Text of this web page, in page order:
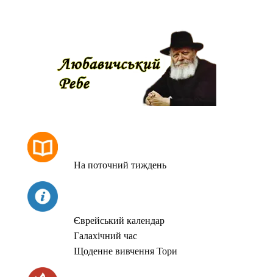
На поточний тиждень
Єврейський календар
Галахічний час
Щоденне вивчення Тори